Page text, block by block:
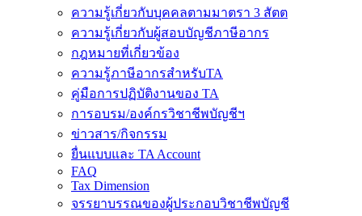
ความรู้เกี่ยวกับบุคคลตามมาตรา 3 สัตต
ความรู้เกี่ยวกับผู้สอบบัญชีภาษีอากร
กฎหมายที่เกี่ยวข้อง
ความรู้ภาษีอากรสำหรับTA
คู่มือการปฏิบัติงานของ TA
การอบรม/องค์กรวิชาชีพบัญชีฯ
ข่าวสาร/กิจกรรม
ยื่นแบบและ TA Account
FAQ
Tax Dimension
จรรยาบรรณของผู้ประกอบวิชาชีพบัญชี